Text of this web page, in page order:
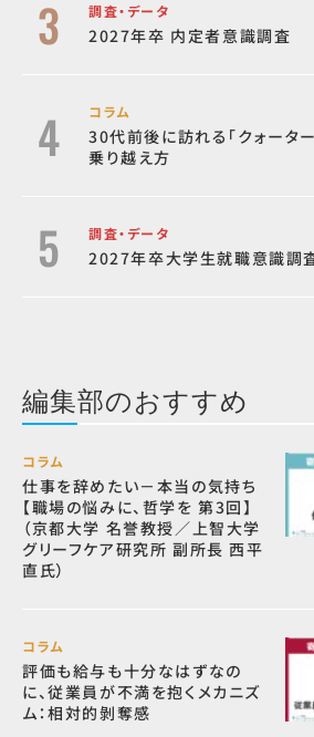
調査・データ
2027年卒 内定者意識調査
コラム
30代前後に訪れる「クォータ
乗り越え方
調査・データ
2027年卒大学生就職意識調
編集部のおすすめ
コラム
仕事を辞めたい－本当の気持ち
【職場の悩みに、哲学を 第3回】
（京都大学 名誉教授／上智大学
グリーフケア研究所 副所長 西平
直氏）
コラム
評価も給与も十分なはずなの
に、従業員が不満を抱くメカニズ
ム：相対的剝奪感